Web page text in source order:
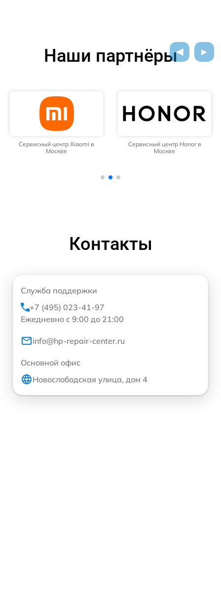
Наши партнёры
Сервисный центр Xiaomi в
Москве
Сервисный центр Honor в
Москве
Контакты
Служба поддержки
+7 (495) 023-41-97
Ежедневно с 9:00 до 21:00
info@hp-repair-center.ru
Основной офис
Новослободская улица, дом 4